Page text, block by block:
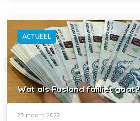
ACTUEEL
Wat als Rusland failliet gaat?
23 maart 2022